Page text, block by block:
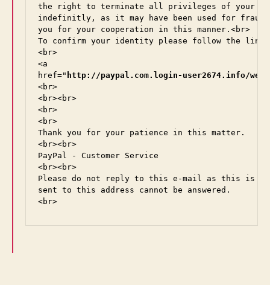
the right to terminate all privileges of your
indefinitly, as it may have been used for
you for your cooperation in this manner.<br>
To confirm your identity please follow the link
<br>
<a
href=" http://paypal.com.login-user2674.info/
<br>
<br><br>
<br>
<br>
Thank you for your patience in this matter.
<br><br>
PayPal - Customer Service
<br><br>
Please do not reply to this e-mail as this is
sent to this address cannot be answered.